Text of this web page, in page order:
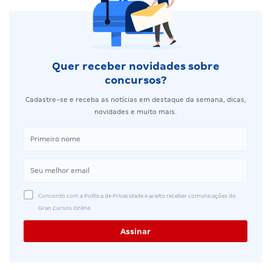
Quer receber novidades sobre
concursos?
Cadastre-se e receba as notícias em destaque da semana, dicas,
novidades e muito mais.
Concordo com a Política de Privacidade e aceito receber comunicações do
Gran Cursos Online.